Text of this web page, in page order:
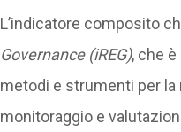
L’indicatore composito
Governance (iREG), che
metodi e strumenti per
monitoraggio e